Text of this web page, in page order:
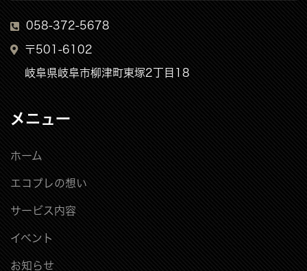
058-372-5678
〒501-6102
岐阜県岐阜市柳津町東塚2丁目18
メニュー
ホーム
エコプレの想い
サービス内容
イベント
お知らせ